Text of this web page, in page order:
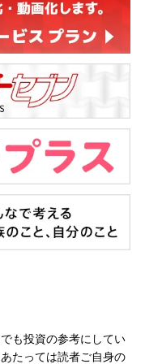
も投資の参考にしてい
たっては読者ご自身の